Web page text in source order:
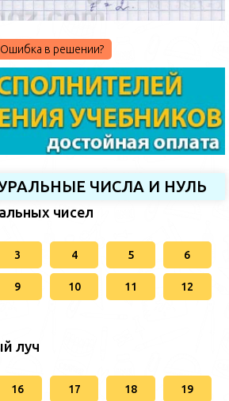
Ошибка в решении?
ЧИСЛА И НУЛЬ
чисел
3 4 5 6
9 10 11 12
луч
16 17 18 19